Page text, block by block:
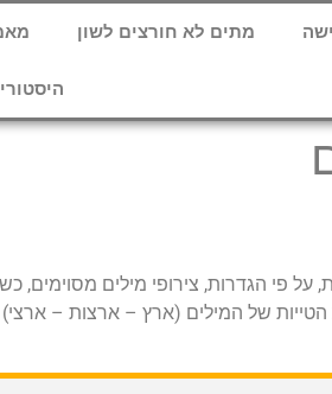
מתים לא חורצים לשון
על פי הגדרות, צירופי מילים
של המילים (ארץ – ארצות –